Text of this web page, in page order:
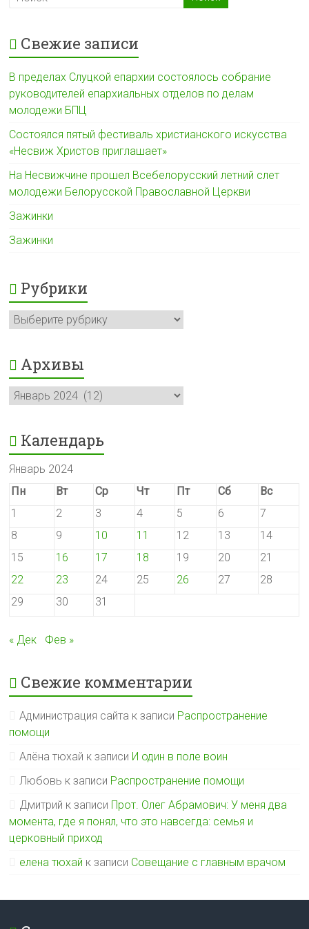
Свежие записи
В пределах Слуцкой епархии состоялось собрание
руководителей епархиальных отделов по делам
молодежи БПЦ
Состоялся пятый фестиваль христианского искусства
«Несвиж Христов приглашает»
На Несвижчине прошел Всебелорусский летний слет
молодежи Белорусской Православной Церкви
Зажинки
Зажинки
Рубрики
Рубрики
Архивы
Архивы
Календарь
Январь 2024
Пн
Вт Ср Чт Пт Сб
Вс
1
2 3 4 5 6
7
8
9 10 11 12 13
14
15
16 17 18 19 20
21
22
23 24 25 26 27
28
29
30 31
« Дек Фев »
Свежие комментарии
Администрация сайта к записи Распространение
помощи
Алёна тюхай к записи И один в поле воин
Любовь к записи Распространение помощи
Дмитрий к записи Прот. Олег Абрамович: У меня два
момента, где я понял, что это навсегда: семья и
церковный приход
елена тюхай к записи Совещание с главным врачом